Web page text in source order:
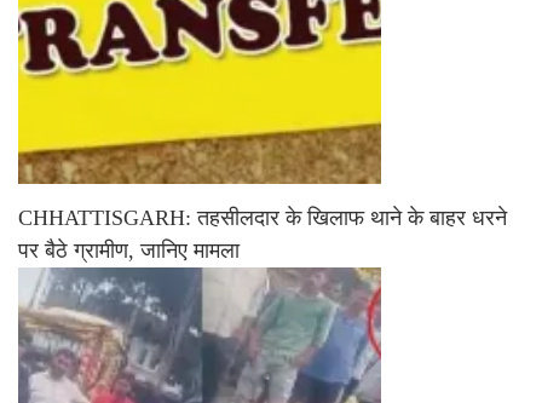
CHHATTISGARH: तहसीलदार के खिलाफ थाने के बाहर धरने
पर बैठे ग्रामीण, जानिए मामला